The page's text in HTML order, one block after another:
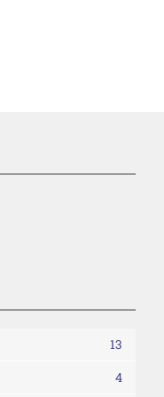
13
4